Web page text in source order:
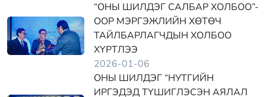
“ОНЫ ШИЛДЭГ САЛБАР ХОЛБОО”-
ООР МЭРГЭЖЛИЙН ХӨТӨЧ
ТАЙЛБАРЛАГЧДЫН ХОЛБОО
ХҮРТЛЭЭ
2026-01-06
ОНЫ ШИЛДЭГ “НУТГИЙН
ИРГЭДЭД ТҮШИГЛЭСЭН АЯЛАЛ